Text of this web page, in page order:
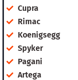
Cupra
Rimac
Koenigsegg
Spyker
Pagani
Artega